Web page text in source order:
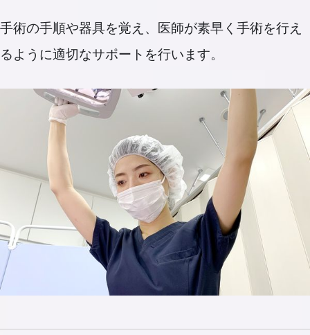
手術の手順や器具を覚え、医師が素早く手術を行え
るように適切なサポートを行います。